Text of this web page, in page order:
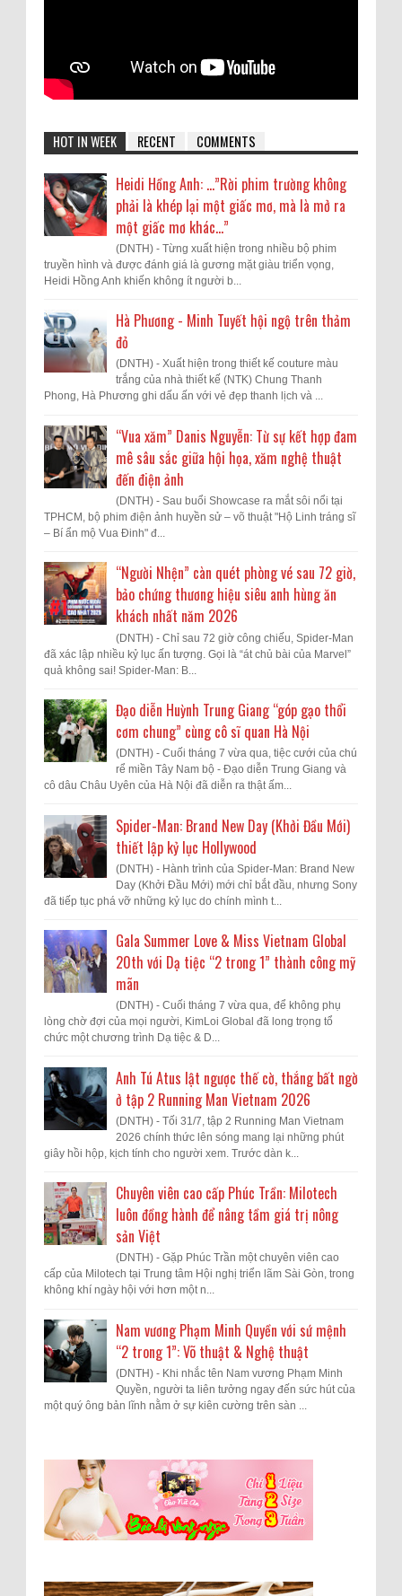
HOT IN WEEK RECENT COMMENTS
Heidi Hồng Anh: …”Rời phim trường không
phải là khép lại một giấc mơ, mà là mở ra
một giấc mơ khác...”
(DNTH) - Từng xuất hiện trong nhiều bộ phim
truyền hình và được đánh giá là gương mặt giàu triển vọng,
Heidi Hồng Anh khiến không ít người b...
Hà Phương - Minh Tuyết hội ngộ trên thảm
đỏ
(DNTH) - Xuất hiện trong thiết kế couture màu
trắng của nhà thiết kế (NTK) Chung Thanh
Phong, Hà Phương ghi dấu ấn với vẻ đẹp thanh lịch và ...
“Vua xăm” Danis Nguyễn: Từ sự kết hợp đam
mê sâu sắc giữa hội họa, xăm nghệ thuật
đến điện ảnh
(DNTH) - Sau buổi Showcase ra mắt sôi nổi tại
TPHCM, bộ phim điện ảnh huyền sử – võ thuật "Hộ Linh tráng sĩ
– Bí ẩn mộ Vua Đinh" đ...
“Người Nhện” càn quét phòng vé sau 72 giờ,
bảo chứng thương hiệu siêu anh hùng ăn
khách nhất năm 2026
(DNTH) - Chỉ sau 72 giờ công chiếu, Spider-Man
đã xác lập nhiều kỷ lục ấn tượng. Gọi là “át chủ bài của Marvel”
quả không sai! Spider-Man: B...
Đạo diễn Huỳnh Trung Giang “góp gạo thổi
cơm chung” cùng cô sĩ quan Hà Nội
(DNTH) - Cuối tháng 7 vừa qua, tiệc cưới của chú
rể miền Tây Nam bộ - Đạo diễn Trung Giang và
cô dâu Châu Uyên của Hà Nội đã diễn ra thật ấm...
Spider-Man: Brand New Day (Khởi Đầu Mới)
thiết lập kỷ lục Hollywood
(DNTH) - Hành trình của Spider-Man: Brand New
Day (Khởi Đầu Mới) mới chỉ bắt đầu, nhưng Sony
đã tiếp tục phá vỡ những kỷ lục do chính mình t...
Gala Summer Love & Miss Vietnam Global
20th với Dạ tiệc “2 trong 1” thành công mỹ
mãn
(DNTH) - Cuối tháng 7 vừa qua, để không phụ
lòng chờ đợi của mọi người, KimLoi Global đã long trọng tổ
chức một chương trình Dạ tiệc & D...
Anh Tú Atus lật ngược thế cờ, thắng bất ngờ
ở tập 2 Running Man Vietnam 2026
(DNTH) - Tối 31/7, tập 2 Running Man Vietnam
2026 chính thức lên sóng mang lại những phút
giây hồi hộp, kịch tính cho người xem. Trước dàn k...
Chuyên viên cao cấp Phúc Trần: Milotech
luôn đồng hành để nâng tầm giá trị nông
sản Việt
(DNTH) - Gặp Phúc Trần một chuyên viên cao
cấp của Milotech tại Trung tâm Hội nghị triển lãm Sài Gòn, trong
không khí ngày hội với hơn một n...
Nam vương Phạm Minh Quyền với sứ mệnh
“2 trong 1”: Võ thuật & Nghệ thuật
(DNTH) - Khi nhắc tên Nam vương Phạm Minh
Quyền, người ta liên tưởng ngay đến sức hút của
một quý ông bản lĩnh nằm ở sự kiên cường trên sàn ...